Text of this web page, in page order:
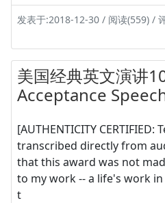
发表于:2018-12-30 / 阅读(559) /
美国经典英文演讲
Acceptance
[AUTHENTICITY
transcribed directly from
that this award was not
to my work -- a life's work
t